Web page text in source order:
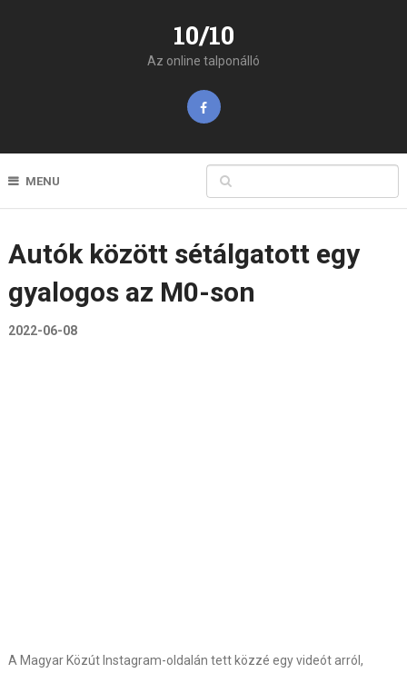
10/10
Az online talponálló
MENU
Autók között sétálgatott egy
gyalogos az M0-son
2022-06-08
A Magyar Közút Instagram-oldalán tett közzé egy videót arról,